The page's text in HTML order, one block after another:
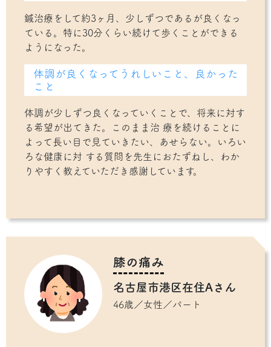
鍼治療をして約3ヶ月、少しずつであるが良くなっ
ている。特に30分くらい続けて歩くことができる
ようになった。
体調が良くなってうれしいこと、良かった
こと
体調が少しずつ良くなっていくことで、将来に対す
る希望が出てきた。このまま治 療を続けることに
よって長い目で見ていきたい、あせらない。いろい
ろな健康に対 する質問を先生におたずねし、わか
りやすく教えていただき感謝しています。
膝の痛み
名古屋市港区在住Aさん
46歳／女性／パート